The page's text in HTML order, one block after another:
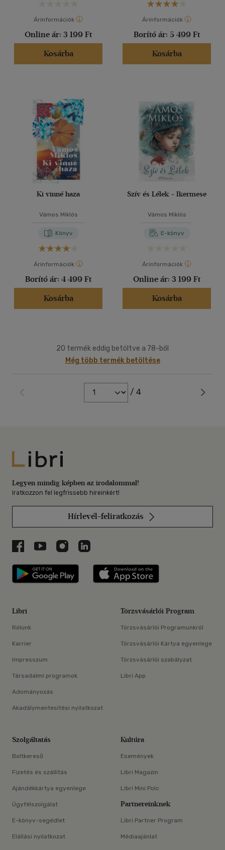
Árinformációk
Online ár: 3 199 Ft
Kosárba
Árinformációk
Borító ár: 5 499 Ft
Kosárba
Ki vinné haza
Vámos Miklós
Könyv
Árinformációk
Borító ár: 4 499 Ft
Kosárba
Szív és Lélek - Ikermese
Vámos Miklós
E-könyv
Árinformációk
Online ár: 3 199 Ft
Kosárba
20 termék eddig betöltve a 78-ből
Még több termék betöltése
/ 4
Libri
Legyen mindig képben az irodalommal!
Iratkozzon fel legfrissebb híreinkért!
Hírlevél-feliratkozás
Libri a Facebookon
Libri a Youtube-on
Libri az Instagramon
Libri a LinkedInen
Libri applikáció Szerezd meg: Google
Libri
Rólunk
Karrier
Impresszum
Társadalmi programok
Adományozás
Akadálymentesítési nyilatkozat
Törzsvásárlói Program
Törzsvásárlói Programunkról
Törzsvásárlói Kártya egyenlege
Törzsvásárlói szabályzat
Libri App
Szolgáltatás
Boltkereső
Fizetés és szállítás
Ajándékkártya egyenlege
Ügyfélszolgálat
E-könyv-segédlet
Elállási nyilatkozat
Kultúra
Események
Libri Magazin
Libri Mini Polc
Partnereinknek
Libri Partner Program
Médiaajánlat